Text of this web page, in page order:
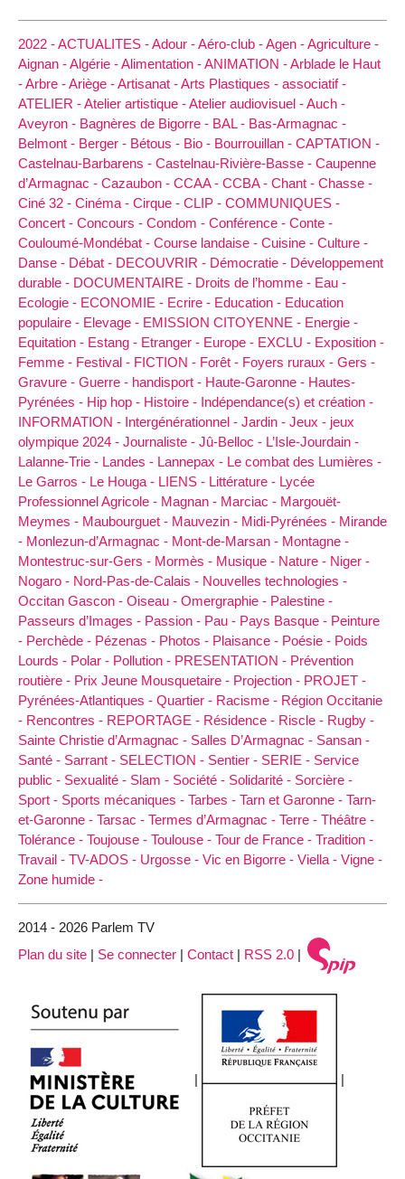
2022 -ACTUALITES -Adour -Aéro-club -Agen -Agriculture -
Aignan -Algérie -Alimentation -ANIMATION -Arblade le Haut
-Arbre -Ariège -Artisanat -Arts Plastiques - associatif -
ATELIER -Atelier artistique -Atelier audiovisuel -Auch -
Aveyron - Bagnères de Bigorre - BAL - Bas-Armagnac -
Belmont - Berger - Bétous - Bio - Bourrouillan - CAPTATION -
Castelnau-Barbarens - Castelnau-Rivière-Basse - Caupenne
d’Armagnac - Cazaubon - CCAA - CCBA - Chant - Chasse -
Ciné 32 - Cinéma - Cirque - CLIP - COMMUNIQUES -
Concert - Concours - Condom - Conférence - Conte -
Couloumé-Mondébat - Course landaise - Cuisine - Culture -
Danse - Débat - DECOUVRIR - Démocratie - Développement
durable - DOCUMENTAIRE - Droits de l’homme - Eau -
Ecologie - ECONOMIE - Ecrire - Education - Education
populaire - Elevage - EMISSION CITOYENNE - Energie -
Equitation - Estang - Etranger - Europe - EXCLU - Exposition -
Femme - Festival - FICTION - Forêt - Foyers ruraux - Gers -
Gravure - Guerre - handisport - Haute-Garonne - Hautes-
Pyrénées - Hip hop - Histoire - Indépendance(s) et création -
INFORMATION - Intergénérationnel - Jardin - Jeux - jeux
olympique 2024 - Journaliste - Jû-Belloc - L’Isle-Jourdain -
Lalanne-Trie - Landes - Lannepax - Le combat des Lumières -
Le Garros - Le Houga - LIENS - Littérature - Lycée
Professionnel Agricole - Magnan - Marciac - Margouët-
Meymes - Maubourguet - Mauvezin - Midi-Pyrénées - Mirande
- Monlezun-d’Armagnac - Mont-de-Marsan - Montagne -
Montestruc-sur-Gers - Mormès - Musique - Nature - Niger -
Nogaro - Nord-Pas-de-Calais - Nouvelles technologies -
Occitan Gascon - Oiseau - Omergraphie - Palestine -
Passeurs d’Images - Passion - Pau - Pays Basque - Peinture
- Perchède - Pézenas - Photos - Plaisance - Poésie - Poids
Lourds - Polar - Pollution - PRESENTATION - Prévention
routière - Prix Jeune Mousquetaire - Projection - PROJET -
Pyrénées-Atlantiques - Quartier - Racisme - Région Occitanie
- Rencontres - REPORTAGE - Résidence - Riscle - Rugby -
Sainte Christie d’Armagnac - Salles D’Armagnac - Sansan -
Santé - Sarrant - SELECTION - Sentier - SERIE - Service
public - Sexualité - Slam - Société - Solidarité - Sorcière -
Sport - Sports mécaniques - Tarbes - Tarn et Garonne - Tarn-
et-Garonne - Tarsac - Termes d’Armagnac - Terre - Théâtre -
Tolérance - Toujouse - Toulouse - Tour de France - Tradition -
Travail - TV-ADOS - Urgosse - Vic en Bigorre - Viella - Vigne -
Zone humide -
2014 - 2026 Parlem TV
Plan du site | Se connecter | Contact | RSS 2.0 |
| |